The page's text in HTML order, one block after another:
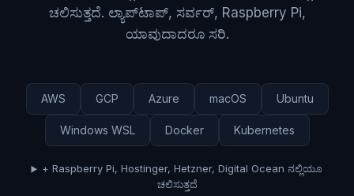
ಚಲಿಸುತ್ತದೆ. ಲ್ಯಾಪ್‌ಟಾಪ್, ಸರ್ವರ್, Raspberry Pi,
ಯಾವುದಾದರೂ ಸರಿ.
AWS GCP Azure macOS Ubuntu
Windows WSL Docker Kubernetes
+ Raspberry Pi, Hostinger, Hetzner, Digital Ocean ನಲ್ಲಿಯೂ
ಚಲಿಸುತ್ತದೆ